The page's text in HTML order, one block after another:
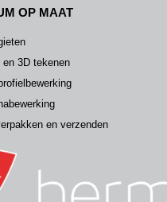
OP MAAT
en 3D tekenen
en verzenden